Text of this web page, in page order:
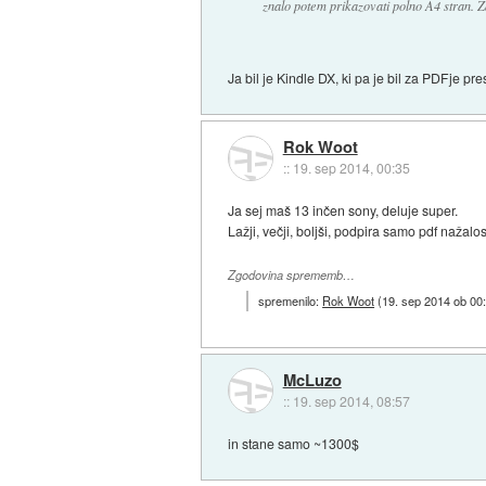
znalo potem prikazovati polno A4 stran.
Ja bil je Kindle DX, ki pa je bil za PDFje
Rok Woot
:: 19. sep 2014, 00:35
Ja sej maš 13 inčen sony, deluje super.
Lažji, večji, boljši, podpira samo pdf
Zgodovina sprememb…
spremenilo: Rok Woot(19. sep 2014 ob
McLuzo
:: 19. sep 2014, 08:57
in stane samo ~1300$